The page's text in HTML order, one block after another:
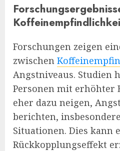
Forschungen zeigen
zwischen
Angstniveaus. Studien
Personen mit erhöhter
eher dazu neigen,
berichten,
Situationen. Dies kann
Rückkopplungseffekt